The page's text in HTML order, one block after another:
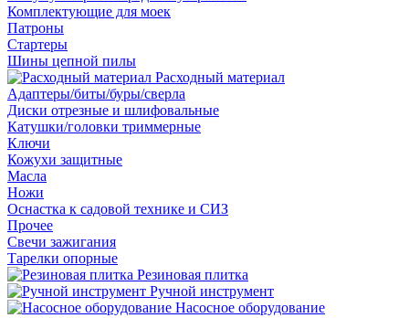
Комплектующие для моек
Патроны
Стартеры
Шины цепной пилы
Расходный материал
Адаптеры/биты/буры/сверла
Диски отрезные и шлифовальные
Катушки/головки триммерные
Ключи
Кожухи защитные
Масла
Ножи
Оснастка к садовой технике и СИЗ
Прочее
Свечи зажигания
Тарелки опорные
Резиновая плитка
Ручной инструмент
Насосное оборудование